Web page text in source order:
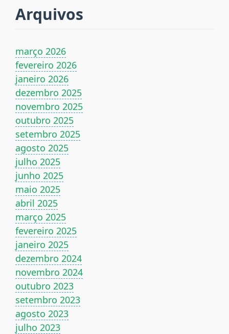
Arquivos
março 2026
fevereiro 2026
janeiro 2026
dezembro 2025
novembro 2025
outubro 2025
setembro 2025
agosto 2025
julho 2025
junho 2025
maio 2025
abril 2025
março 2025
fevereiro 2025
janeiro 2025
dezembro 2024
novembro 2024
outubro 2023
setembro 2023
agosto 2023
julho 2023